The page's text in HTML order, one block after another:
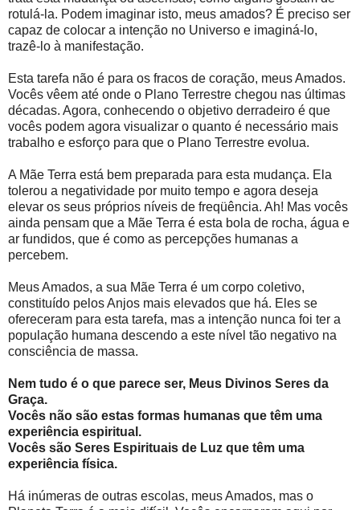
rotulá-la. Podem imaginar isto, meus amados? É preciso ser
capaz de colocar a intenção no Universo e imaginá-lo,
trazê-lo à manifestação.
Esta tarefa não é para os fracos de coração, meus Amados.
Vocês vêem até onde o Plano Terrestre chegou nas últimas
décadas. Agora, conhecendo o objetivo derradeiro é que
vocês podem agora visualizar o quanto é necessário mais
trabalho e esforço para que o Plano Terrestre evolua.
A Mãe Terra está bem preparada para esta mudança. Ela
tolerou a negatividade por muito tempo e agora deseja
elevar os seus próprios níveis de freqüência. Ah! Mas vocês
ainda pensam que a Mãe Terra é esta bola de rocha, água e
ar fundidos, que é como as percepções humanas a
percebem.
Meus Amados, a sua Mãe Terra é um corpo coletivo,
constituído pelos Anjos mais elevados que há. Eles se
ofereceram para esta tarefa, mas a intenção nunca foi ter a
população humana descendo a este nível tão negativo na
consciência de massa.
Nem tudo é o que parece ser, Meus Divinos Seres da
Graça.
Vocês não são estas formas humanas que têm uma
experiência espiritual.
Vocês são Seres Espirituais de Luz que têm uma
experiência física.
Há inúmeras de outras escolas, meus Amados, mas o